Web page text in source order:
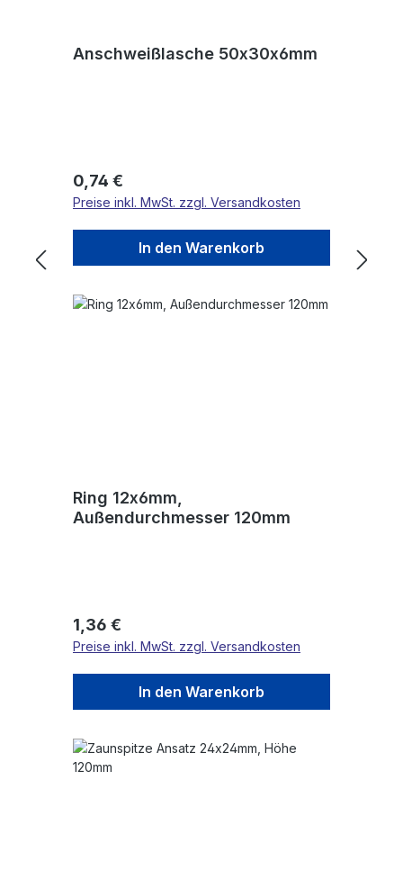
Anschweißlasche 50x30x6mm
Regulärer Preis:
0,74 €
Preise inkl. MwSt. zzgl. Versandkosten
In den Warenkorb
Ring 12x6mm,
Außendurchmesser 120mm
Regulärer Preis:
1,36 €
Preise inkl. MwSt. zzgl. Versandkosten
In den Warenkorb